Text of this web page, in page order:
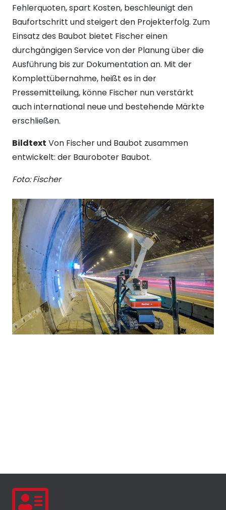
Fehlerquoten, spart Kosten, beschleunigt den
Baufortschritt und steigert den Projekterfolg. Zum
Einsatz des Baubot bietet Fischer einen
durchgängigen Service von der Planung über die
Ausführung bis zur Dokumentation an. Mit der
Komplettübernahme, heißt es in der
Pressemitteilung, könne Fischer nun verstärkt
auch international neue und bestehende Märkte
erschließen.
Bildtext Von Fischer und Baubot zusammen
entwickelt: der Bauroboter Baubot.
Foto: Fischer